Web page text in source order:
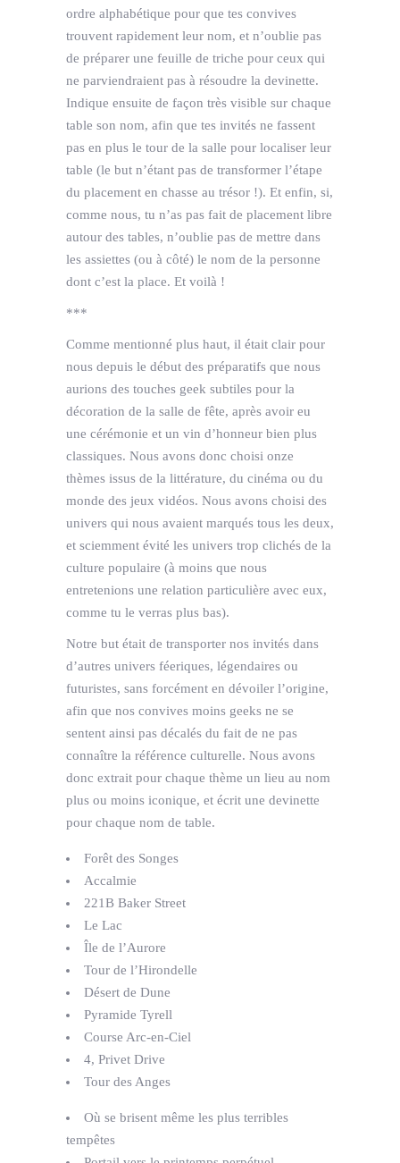
ordre alphabétique pour que tes convives
trouvent rapidement leur nom, et n’oublie pas
de préparer une feuille de triche pour ceux qui
ne parviendraient pas à résoudre la devinette.
Indique ensuite de façon très visible sur chaque
table son nom, afin que tes invités ne fassent
pas en plus le tour de la salle pour localiser leur
table (le but n’étant pas de transformer l’étape
du placement en chasse au trésor !). Et enfin, si,
comme nous, tu n’as pas fait de placement libre
autour des tables, n’oublie pas de mettre dans
les assiettes (ou à côté) le nom de la personne
dont c’est la place. Et voilà !
***
Comme mentionné plus haut, il était clair pour
nous depuis le début des préparatifs que nous
aurions des touches geek subtiles pour la
décoration de la salle de fête, après avoir eu
une cérémonie et un vin d’honneur bien plus
classiques. Nous avons donc choisi onze
thèmes issus de la littérature, du cinéma ou du
monde des jeux vidéos. Nous avons choisi des
univers qui nous avaient marqués tous les deux,
et sciemment évité les univers trop clichés de la
culture populaire (à moins que nous
entretenions une relation particulière avec eux,
comme tu le verras plus bas).
Notre but était de transporter nos invités dans
d’autres univers féeriques, légendaires ou
futuristes, sans forcément en dévoiler l’origine,
afin que nos convives moins geeks ne se
sentent ainsi pas décalés du fait de ne pas
connaître la référence culturelle. Nous avons
donc extrait pour chaque thème un lieu au nom
plus ou moins iconique, et écrit une devinette
pour chaque nom de table.
Forêt des Songes
Accalmie
221B Baker Street
Le Lac
Île de l’Aurore
Tour de l’Hirondelle
Désert de Dune
Pyramide Tyrell
Course Arc-en-Ciel
4, Privet Drive
Tour des Anges
Où se brisent même les plus terribles
tempêtes